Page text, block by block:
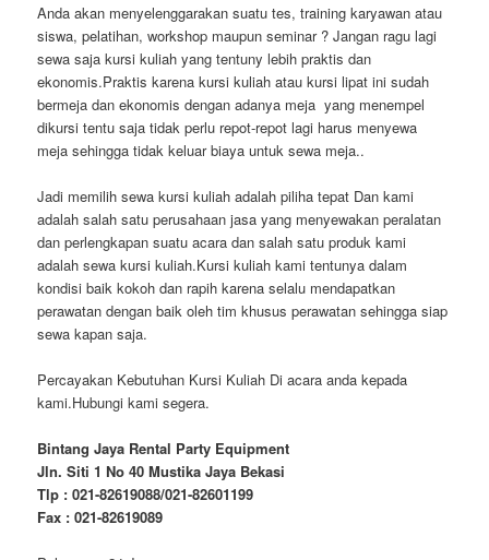
Anda akan menyelenggarakan suatu tes, training karyawan atau
siswa, pelatihan, workshop maupun seminar ? Jangan ragu lagi
sewa saja kursi kuliah yang tentuny lebih praktis dan
ekonomis.Praktis karena kursi kuliah atau kursi lipat ini sudah
bermeja dan ekonomis dengan adanya meja yang menempel
dikursi tentu saja tidak perlu repot-repot lagi harus menyewa
meja sehingga tidak keluar biaya untuk sewa meja..
Jadi memilih sewa kursi kuliah adalah piliha tepat Dan kami
adalah salah satu perusahaan jasa yang menyewakan peralatan
dan perlengkapan suatu acara dan salah satu produk kami
adalah sewa kursi kuliah.Kursi kuliah kami tentunya dalam
kondisi baik kokoh dan rapih karena selalu mendapatkan
perawatan dengan baik oleh tim khusus perawatan sehingga siap
sewa kapan saja.
Percayakan Kebutuhan Kursi Kuliah Di acara anda kepada
kami.Hubungi kami segera.
Bintang Jaya Rental Party Equipment
Jln. Siti 1 No 40 Mustika Jaya Bekasi
Tlp : 021-82619088/021-82601199
Fax : 021-82619089